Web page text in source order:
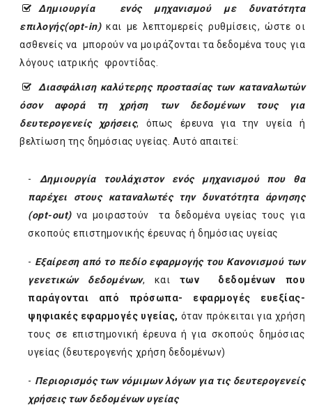
Δημιουργία ενός μηχανισμού με δυνατότητα
επιλογής(opt-in)και με λεπτομερείς ρυθμίσεις, ώστε οι
ασθενείς να μπορούν να μοιράζονται τα δεδομένα τους για
λόγους ιατρικής φροντίδας.
Διασφάλιση καλύτερης προστασίας των καταναλωτών
όσον αφορά τη χρήση των δεδομένων τους για
δευτερογενείς χρήσεις, όπως έρευνα για την υγεία ή
βελτίωση της δημόσιας υγείας. Αυτό απαιτεί:
- Δημιουργία τουλάχιστον ενός μηχανισμού που θα
παρέχει στους καταναλωτές την δυνατότητα άρνησης
(opt-out) να μοιραστούν τα δεδομένα υγείας τους για
σκοπούς επιστημονικής έρευνας ή δημόσιας υγείας
- Εξαίρεση από το πεδίο εφαρμογής του Κανονισμού των
γενετικών δεδομένων, και των δεδομένων που
παράγονται από πρόσωπα- εφαρμογές ευεξίας-
ψηφιακές εφαρμογές υγείας, όταν πρόκειται για χρήση
τους σε επιστημονική έρευνα ή για σκοπούς δημόσιας
υγείας (δευτερογενής χρήση δεδομένων)
- Περιορισμός των νόμιμων λόγων για τις δευτερογενείς
χρήσεις των δεδομένων υγείας